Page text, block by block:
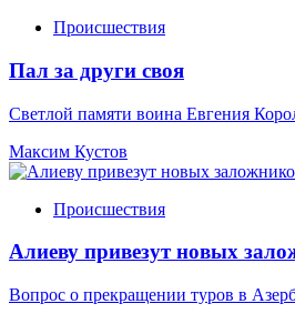
Происшествия
Пал за други своя
Светлой памяти воина Евгения
Максим Кустов
Происшествия
Алиеву привезут новых
Вопрос о прекращении туров в